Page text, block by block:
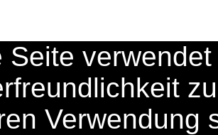
Seite
Verwendung